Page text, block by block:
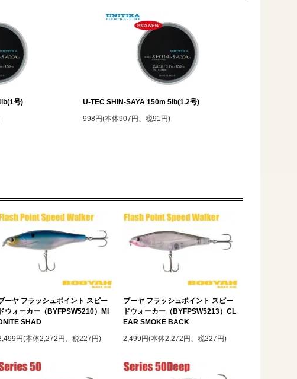
号)
U-TEC SHIN-SAYA 150m 5lb(1.2号)
998円(本体907円、税91円)
ーヤ フラッシュポイント スピー
ドウォーカー（BYFPSW5210）MI
SHAD
円(本体2,272円、税227円)
ブーヤ フラッシュポイント スピー
ドウォーカー（BYFPSW5213）CL
EAR SMOKE BACK
2,499円(本体2,272円、税227円)